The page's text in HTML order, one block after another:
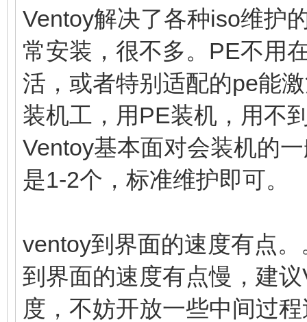
Ventoy解决了各种iso维护
常安装，很不多。PE不用
活，或者特别适配的pe能
装机工，用PE装机，用不
Ventoy基本面对会装机的
是1-2个，标准维护即可。
ventoy到界面的速度有点
到界面的速度有点慢，建
度，不妨开放一些中间过